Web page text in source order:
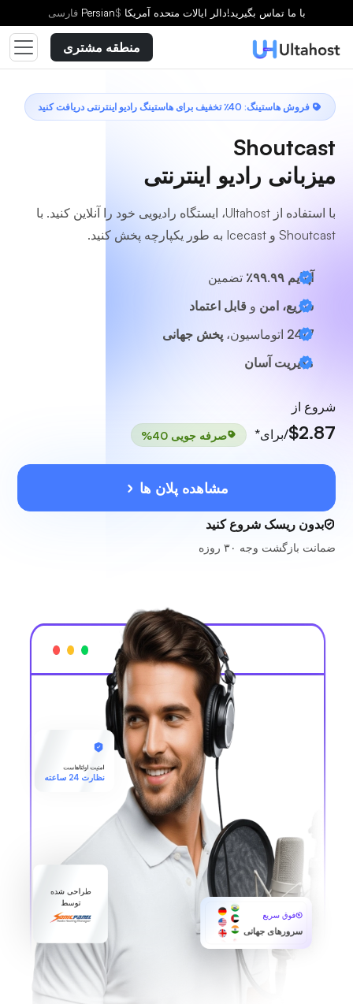
با ما تماس بگیرید!دالر ایالات متحده آمریکا $
Persian فارسى
منطقه مشتری
فروش هاستینگ: 40٪ تخفیف برای هاستینگ رادیو اینترنتی دریافت کنید
Shoutcast
میزبانی رادیو اینترنتی
با استفاده از Ultahost، ایستگاه رادیویی خود را آنلاین کنید. با
Shoutcast و Icecast به طور یکپارچه پخش کنید.
آپتایم ۹۹.۹۹٪
تضمین
سریع، امن و قابل اعتماد
24/7 اتوماسیون، پخش جهانی
مدیریت آسان
شروع از
$2.87/برای* صرفه جویی 40%
مشاهده پلان ها
بدون ریسک شروع کنید
ضمانت بازگشت وجه ۳۰ روزه
امنیت اولتاهاست
نظارت 24 ساعته
فوق سریع
سرورهای جهانی
طراحی شده
توسط